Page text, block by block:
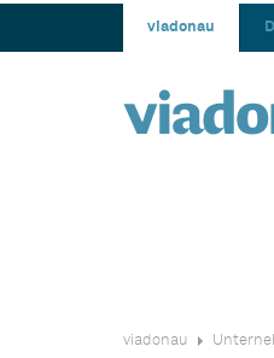
viadonau
viadonau